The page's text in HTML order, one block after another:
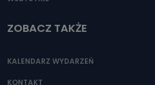
ZOBACZ TAKŻE
KALENDARZ WYDARZEŃ
KONTAKT